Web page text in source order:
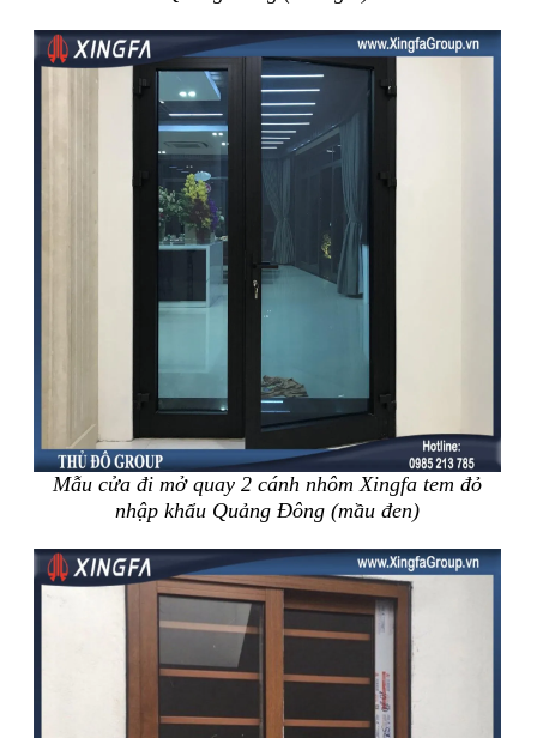
Mẫu cửa đi mở quay 2 cánh nhôm Xingfa tem đỏ
nhập khẩu Quảng Đông (mầu đen)